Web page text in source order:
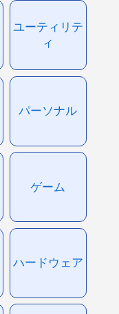
ユーティリテ
ィ
パーソナル
ゲーム
ハードウェア